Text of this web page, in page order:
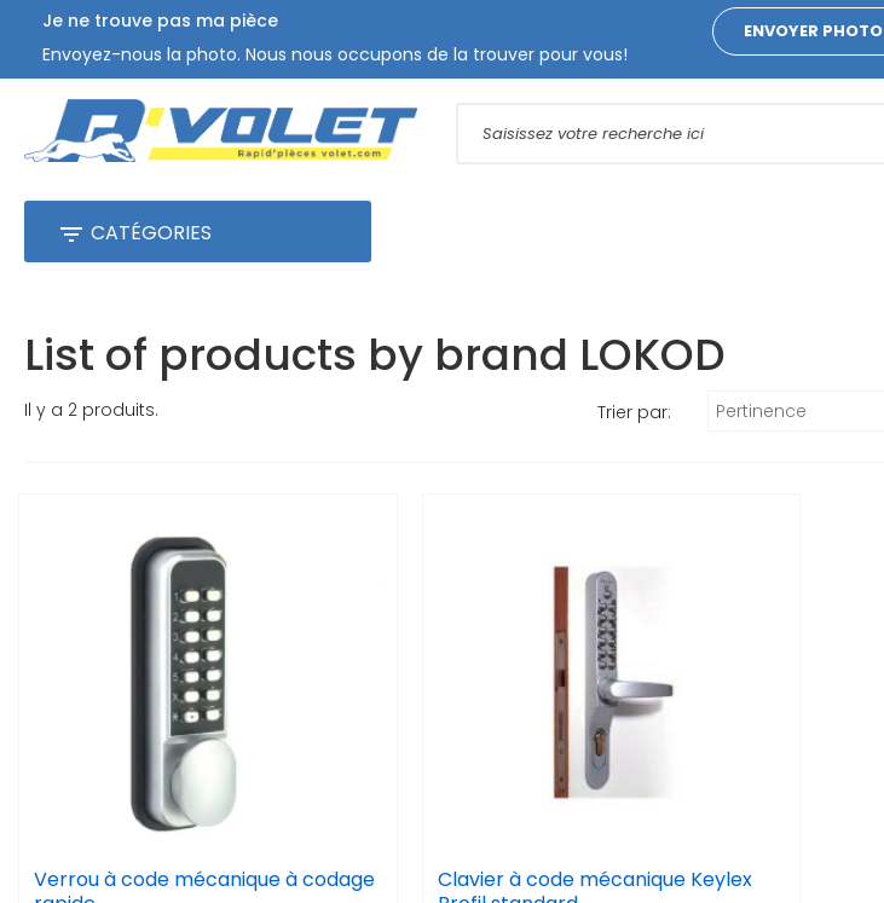
Je ne trouve pas ma pièce
Envoyez-nous la photo. Nous nous occupons de la trouver pour vous!
ENVOYER PHOTO
 CATÉGORIES
List of products by brand LOKOD
Il y a 2 produits. Trier par: Pertinence
Verrou à code mécanique à codage
Clavier à code mécanique Keylex